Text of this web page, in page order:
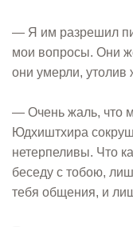
— Я им разрешил
мои вопросы. Они
они умерли,
— Очень жаль, что
Юдхиштхира
нетерпеливы. Что
беседу с тобою,
тебя общения, и